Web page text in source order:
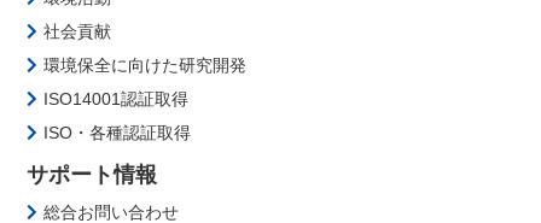
社会貢献
環境保全に向けた研究開発
ISO14001認証取得
ISO・各種認証取得
サポート情報
総合お問い合わせ